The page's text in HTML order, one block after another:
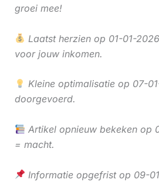
groei mee!
Laatst herzien op 01-01-
voor jouw inkomen.
Kleine optimalisatie op 07-
doorgevoerd.
Artikel opnieuw bekeken op
= macht.
Informatie opgefrist op 09-